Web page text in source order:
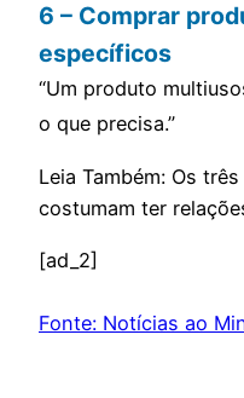
6 – Comprar
específicos
“Um produto
o que precisa.”
Leia Também: Os
costumam ter
[ad_2]
Fonte: Notícias ao